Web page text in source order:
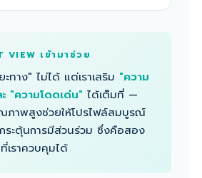
VIEW เข้ามาช่วย
ะทาง" ไม่ได้ แต่เราเสริม "ความ
"ความโดดเด่น" ได้เต็มที่ —
าพสูงช่วยให้โปรไฟล์สมบูรณ์
ระตุ้นการมีส่วนร่วม ซึ่งคือสอง
เราควบคุมได้